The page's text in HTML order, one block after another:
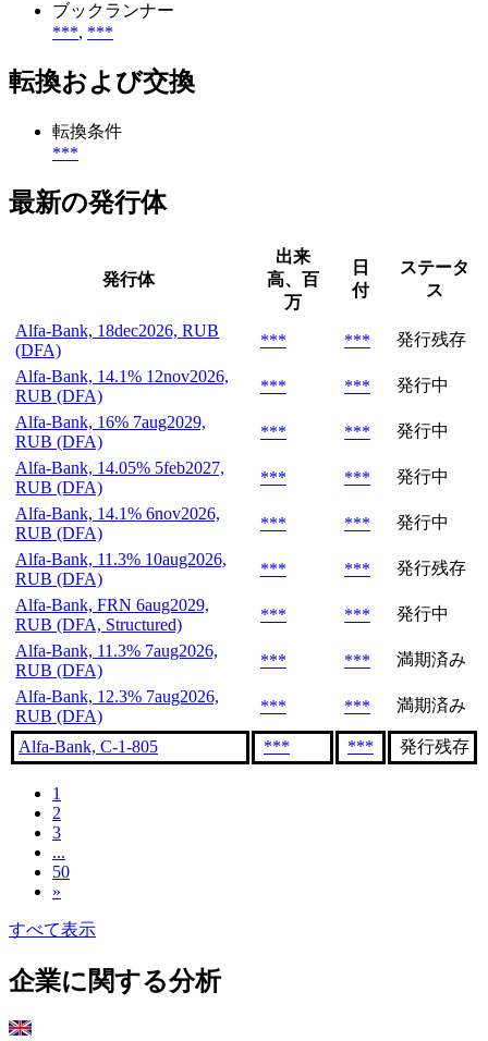
ブックランナー
***, ***
転換および交換
転換条件
***
最新の発行体
発行体
出来
高、百
万
日
付
ステータ
ス
Alfa-Bank, 18dec2026, RUB
(DFA)
*** ***
発行残存
Alfa-Bank, 14.1% 12nov2026,
RUB (DFA)
*** ***
発行中
Alfa-Bank, 16% 7aug2029,
RUB (DFA)
*** ***
発行中
Alfa-Bank, 14.05% 5feb2027,
RUB (DFA)
*** ***
発行中
Alfa-Bank, 14.1% 6nov2026,
RUB (DFA)
*** ***
発行中
Alfa-Bank, 11.3% 10aug2026,
RUB (DFA)
*** ***
発行残存
Alfa-Bank, FRN 6aug2029,
RUB (DFA, Structured)
*** ***
発行中
Alfa-Bank, 11.3% 7aug2026,
RUB (DFA)
*** ***
満期済み
Alfa-Bank, 12.3% 7aug2026,
RUB (DFA)
*** *** 満期済み
Alfa-Bank, C-1-805 *** *** 発行残存
1
2
3
...
50
»
すべて表示
企業に関する分析